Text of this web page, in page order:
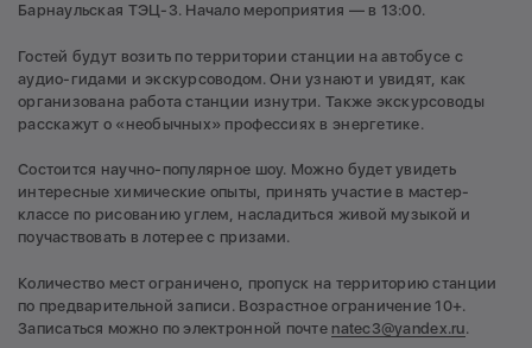
Барнаульская ТЭЦ-3. Начало мероприятия — в 13:00.
Гостей будут возить по территории станции на автобусе с
аудио-гидами и экскурсоводом. Они узнают и увидят, как
организована работа станции изнутри. Также экскурсоводы
расскажут о «необычных» профессиях в энергетике.
Состоится научно-популярное шоу. Можно будет увидеть
интересные химические опыты, принять участие в мастер-
классе по рисованию углем, насладиться живой музыкой и
поучаствовать в лотерее с призами.
Количество мест ограничено, пропуск на территорию станции
по предварительной записи. Возрастное ограничение 10+.
Записаться можно по электронной почте natec3@yandex.ru.